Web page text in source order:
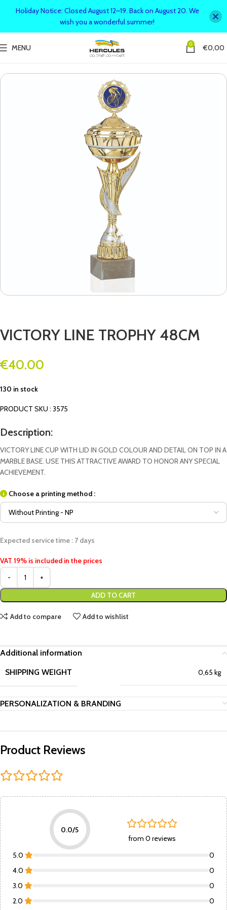
MENU 0 €0,00
VICTORY LINE TROPHY 48CM
€40.00
130 in stock
PRODUCT SKU : 3575
Description:
VICTORY LINE CUP WITH LID IN GOLD COLOUR AND DETAIL ON TOP IN A
MARBLE BASE. USE THIS ATTRACTIVE AWARD TO HONOR ANY SPECIAL
ACHIEVEMENT.
Choose a printing method :
Expected service time : 7 days
VAT 19% is included in the prices
ADD TO CART
Add to compare Add to wishlist
Additional information
SHIPPING WEIGHT
0,65 kg
PERSONALIZATION & BRANDING
Product Reviews
0.0/5
from 0 reviews
5.0
0
4.0
0
3.0
0
2.0
0
Holiday Notice: Closed August 12–19. Back on August 20. We
wish you a wonderful summer!